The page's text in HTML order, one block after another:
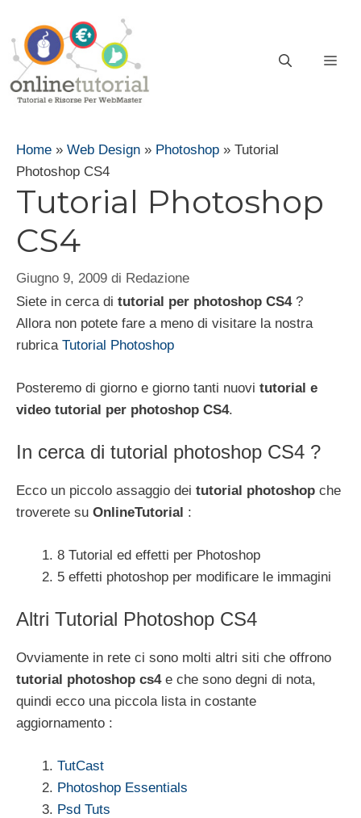
contenuto
Home » Web Design » Photoshop » Tutorial
Photoshop CS4
Tutorial Photoshop
CS4
Giugno 9, 2009 di Redazione
Siete in cerca di tutorial per photoshop CS4 ?
Allora non potete fare a meno di visitare la nostra
rubrica Tutorial Photoshop
Posteremo di giorno e giorno tanti nuovi tutorial e
video tutorial per photoshop CS4.
In cerca di tutorial photoshop CS4 ?
Ecco un piccolo assaggio dei tutorial photoshop che
troverete su OnlineTutorial :
8 Tutorial ed effetti per Photoshop
5 effetti photoshop per modificare le immagini
Altri Tutorial Photoshop CS4
Ovviamente in rete ci sono molti altri siti che offrono
tutorial photoshop cs4e che sono degni di nota,
quindi ecco una piccola lista in costante
aggiornamento :
TutCast
Photoshop Essentials
Psd Tuts